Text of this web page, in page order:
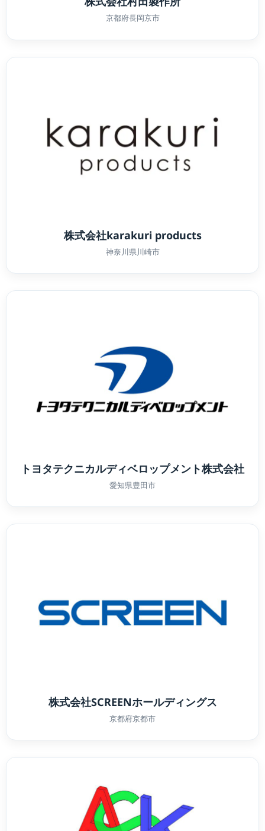
京都府長岡京市
株式会社karakuri products
神奈川県川崎市
トヨタテクニカルディベロップメント株式会社
愛知県豊田市
株式会社SCREENホールディングス
京都府京都市